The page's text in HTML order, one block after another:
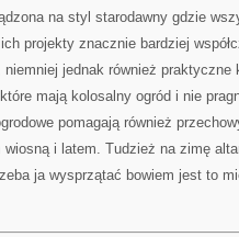
na styl starodawny gdzie
projekty znacznie bardziej
niemniej jednak również
mają kolosalny ogród i nie
pomagają również
i latem. Tudzież na zimę
ja wysprzątać bowiem jest to